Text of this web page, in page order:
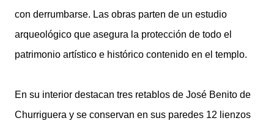
con derrumbarse. Las obras parten de un estudio
arqueológico que asegura la protección de todo el
patrimonio artístico e histórico contenido en el templo.
En su interior destacan tres retablos de José Benito de
Churriguera y se conservan en sus paredes 12 lienzos